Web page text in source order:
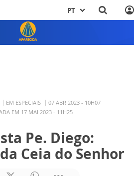
PT
EM ESPECIAIS
07 ABR 2023 - 10H07
EM 17 MAI 2023 - 11H25
Pe. Diego:
Ceia do Senhor